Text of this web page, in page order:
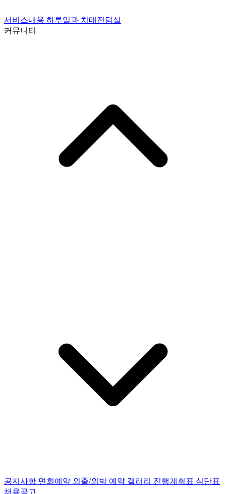
서비스내용 하루일과 치매전담실
커뮤니티
공지사항 면회예약 외출/외박 예약 갤러리 진행계획표 식단표
채용공고